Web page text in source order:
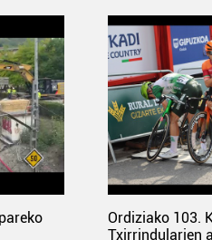
Ordiziako 103.
Txirrindularien